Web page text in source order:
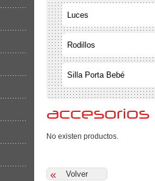
Luces
Rodillos
Silla Porta Bebé
accesorios
No existen productos.